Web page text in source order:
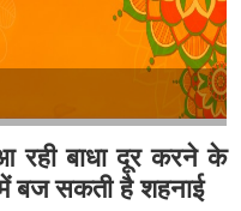
बाधा दूर करने के
बज सकती है शहनाई